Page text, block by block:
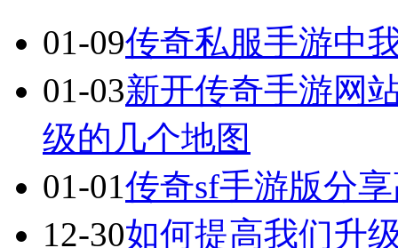
01-09传奇私服手游中
01-03新开传奇手游网
级的几个地图
01-01传奇sf手游版分
12-30如何提高我们升